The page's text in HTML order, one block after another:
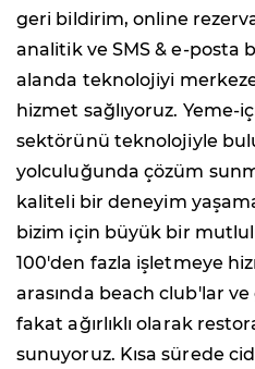
geri bildirim, online
analitik ve SMS & e-posta
alanda teknolojiyi
hizmet sağlıyoruz. Yeme-
sektörünü teknolojiyle
yolculuğunda çözüm
kaliteli bir deneyim
bizim için büyük bir
100'den fazla işletmeye
arasında beach club'lar
fakat ağırlıklı olarak
sunuyoruz. Kısa sürede